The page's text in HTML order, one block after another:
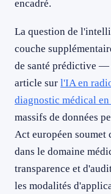
encadré.
La question de
couche
de santé prédictive —
article sur l'IA en
diagnostic médical en
massifs de données
Act européen soumet
dans le domaine
transparence et
les modalités